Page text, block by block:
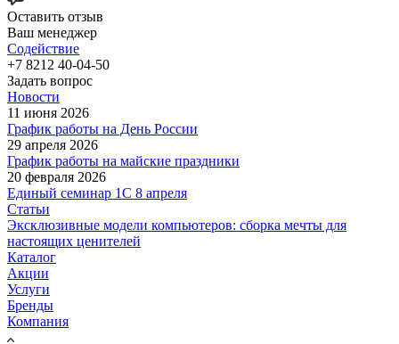
Оставить отзыв
Ваш менеджер
Содействие
+7 8212 40-04-50
Задать вопрос
Новости
11 июня 2026
График работы на День России
29 апреля 2026
График работы на майские праздники
20 февраля 2026
Единый семинар 1С 8 апреля
Статьи
Эксклюзивные модели компьютеров: сборка мечты для
настоящих ценителей
Каталог
Акции
Услуги
Бренды
Компания